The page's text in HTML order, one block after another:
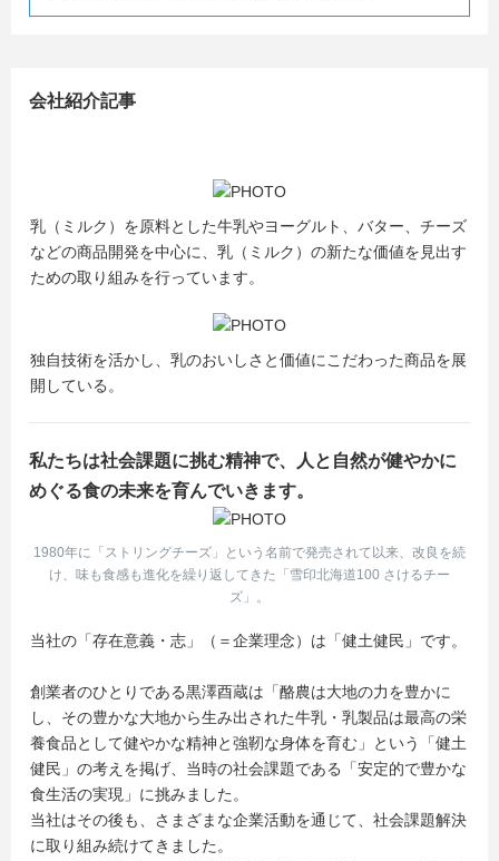
会社紹介記事
乳（ミルク）を原料とした牛乳やヨーグルト、バター、チーズ
などの商品開発を中心に、乳（ミルク）の新たな価値を見出す
ための取り組みを行っています。
独自技術を活かし、乳のおいしさと価値にこだわった商品を展
開している。
私たちは社会課題に挑む精神で、人と自然が健やかに
めぐる食の未来を育んでいきます。
1980年に「ストリングチーズ」という名前で発売されて以来、改良を続
け、味も食感も進化を繰り返してきた「雪印北海道100 さけるチー
ズ」。
当社の「存在意義・志」（＝企業理念）は「健土健民」です。
創業者のひとりである黒澤酉蔵は「酪農は大地の力を豊かに
し、その豊かな大地から生み出された牛乳・乳製品は最高の栄
養食品として健やかな精神と強靭な身体を育む」という「健土
健民」の考えを掲げ、当時の社会課題である「安定的で豊かな
食生活の実現」に挑みました。
当社はその後も、さまざまな企業活動を通じて、社会課題解決
に取り組み続けてきました。